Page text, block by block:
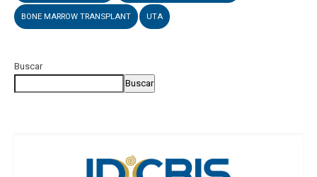
BONE MARROW TRANSPLANT UTA
Buscar
Buscar